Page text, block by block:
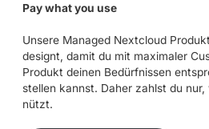
Pay what you use
Unsere Managed Nextcloud
designt, damit du mit maximaler
Produkt deinen Bedürfnissen
stellen kannst. Daher zahlst du
nützt.